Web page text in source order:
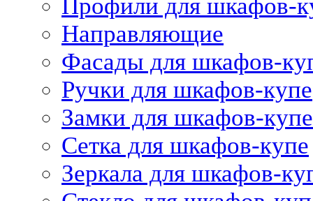
Профили для шкафов-
Направляющие
Фасады для шкафов-
Ручки для шкафов-купе
Замки для шкафов-купе
Сетка для шкафов-купе
Зеркала для шкафов-